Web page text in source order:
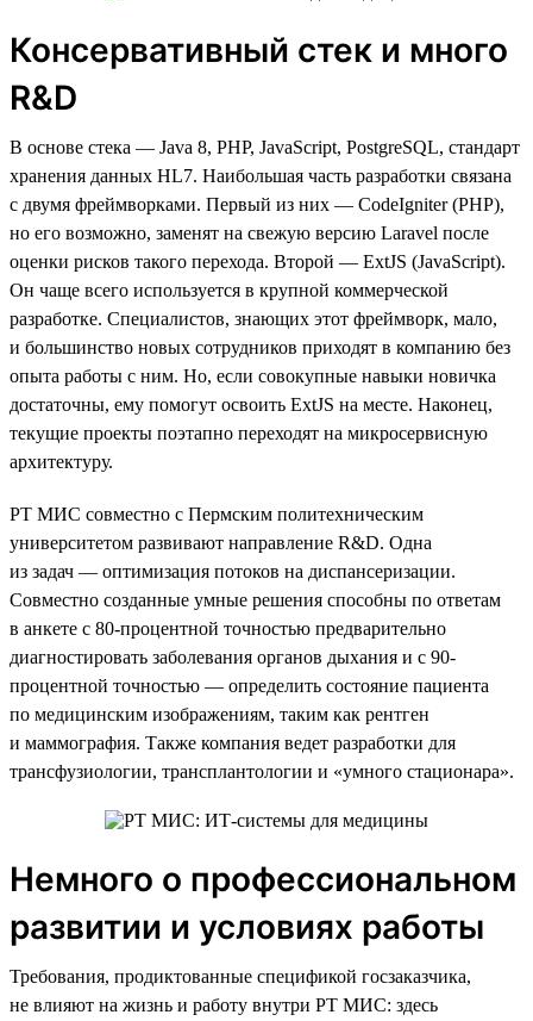
Консервативный стек и много
R&D
В основе стека — Java 8, PHP, JavaScript, PostgreSQL, стандарт
хранения данных HL7. Наибольшая часть разработки связана
с двумя фреймворками. Первый из них — CodeIgniter (PHP),
но его возможно, заменят на свежую версию Laravel после
оценки рисков такого перехода. Второй — ExtJS (JavaScript).
Он чаще всего используется в крупной коммерческой
разработке. Специалистов, знающих этот фреймворк, мало,
и большинство новых сотрудников приходят в компанию без
опыта работы с ним. Но, если совокупные навыки новичка
достаточны, ему помогут освоить ExtJS на месте. Наконец,
текущие проекты поэтапно переходят на микросервисную
архитектуру.
РТ МИС совместно с Пермским политехническим
университетом развивают направление R&D. Одна
из задач — оптимизация потоков на диспансеризации.
Совместно созданные умные решения способны по ответам
в анкете с 80-процентной точностью предварительно
диагностировать заболевания органов дыхания и с 90-
процентной точностью — определить состояние пациента
по медицинским изображениям, таким как рентген
и маммография. Также компания ведет разработки для
трансфузиологии, трансплантологии и «умного стационара».
Немного о профессиональном
развитии и условиях работы
Требования, продиктованные спецификой госзаказчика,
не влияют на жизнь и работу внутри РТ МИС: здесь